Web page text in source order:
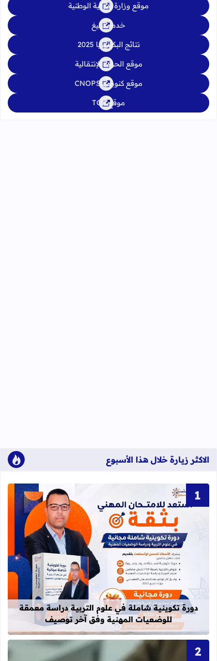
موقع وزارة التربية الوطنية
خدمة تبليغ
نتائج البكالوريا 2025
موقع الحركة الإنتقالية
موقع كنوبس CNOPS
موقع TGR
الاكثر زيارة خلال هذا الأسبوع
قراءة المزيد عن دورة تكوينية
دورة تكوينية شاملة في علوم التربية دراسة معمقة
للوضعيات المهنية وفق آخر توصيف